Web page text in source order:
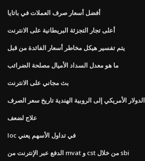
أفضل أسعار صرف العملات في باتايا
أعلى تجار التجزئة البريطانية على الانترنت
يتم تفسير هيكل مخاطر أسعار الفائدة من قبل
ما هو معدل السداد الأميال مصلحة الضرائب
بث مجاني على الانترنت
الدولار الأمريكي إلى الروبية الهندية تاريخ سعر الصرف
علاج لضعف
Ioc في تداول الأسهم يعني
الدفع عبر الإنترنت من mvat و cst من خلال sbi